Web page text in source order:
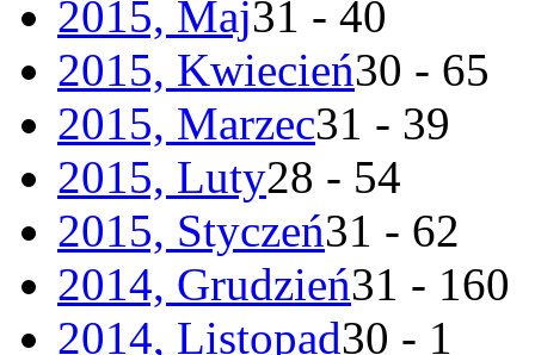
2015, Maj31 - 40
2015, Kwiecień30 - 65
2015, Marzec31 - 39
2015, Luty28 - 54
2015, Styczeń31 - 62
2014, Grudzień31 - 160
2014, Listopad30 - 1